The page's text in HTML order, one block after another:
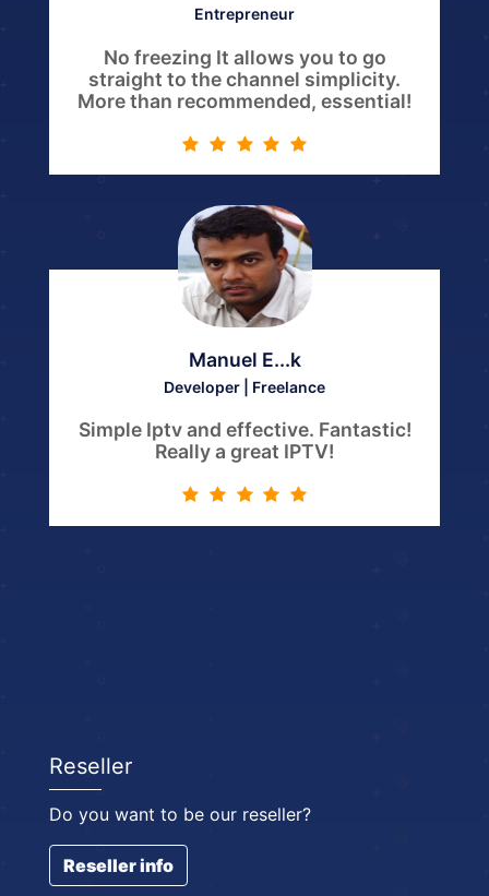
Entrepreneur
No freezing It allows you to go
straight to the channel simplicity.
More than recommended, essential!
Manuel E...k
Developer | Freelance
Simple Iptv and effective. Fantastic!
Really a great IPTV!
Reseller
Do you want to be our reseller?
Reseller info